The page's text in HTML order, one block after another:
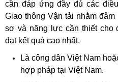
cần đáp ứng đầy đủ các
Giao thông Vận tải nhằm
sơ và năng lực cần thiết cho
đạt kết quả cao nhất.
Là công dân Việt Nam
hợp pháp tại Việt Nam.